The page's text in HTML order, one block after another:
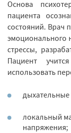
Основа
пациента
состояний. Врач
эмоционального
стрессы,
Пациент
использовать
дыхательные
локальный
напряжения;